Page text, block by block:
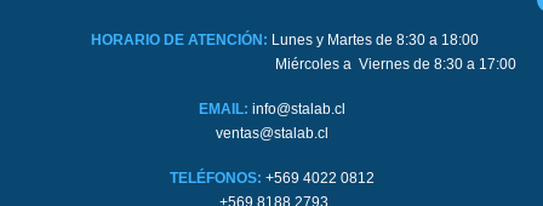
HORARIO DE ATENCIÓN: Lunes y Martes de 8:30 a 18:00
Miércoles a Viernes de 8:30 a 17:00
EMAIL: info@stalab.cl
ventas@stalab.cl
TELÉFONOS:+569 4022 0812
+569 8188 2793